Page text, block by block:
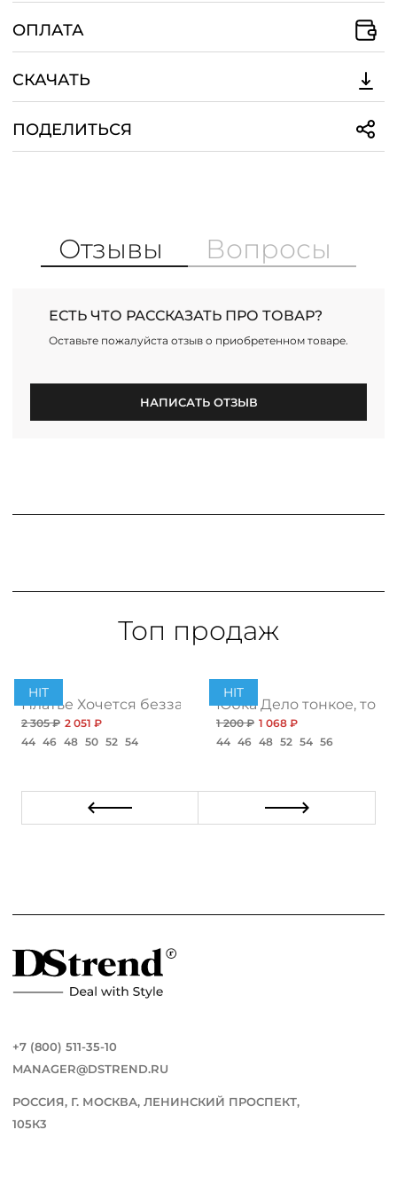
каблуке для вечерних мероприятий.
Завершить образ можно аксессуарами,
которые подчеркнут индивидуальный
стиль и добавят изысканности.
ОПЛАТА
СКАЧАТЬ
ПОДЕЛИТЬСЯ
Отзывы Вопросы
ЕСТЬ ЧТО РАССКАЗАТЬ ПРО ТОВАР?
Оставьте пожалуйста отзыв о приобретенном товаре.
НАПИСАТЬ ОТЗЫВ
Топ продаж
HIT
Платье Хочется беззаботности, топ
2 305 ₽ 2 051 ₽
44 46 48 50 52 54
HIT
Юбка Дело тонкое, топ
1 200 ₽ 1 068 ₽
44 46 48 52 54 56
+7 (800) 511-35-10
MANAGER@DSTREND.RU
РОССИЯ, Г. МОСКВА, ЛЕНИНСКИЙ ПРОСПЕКТ,
105К3